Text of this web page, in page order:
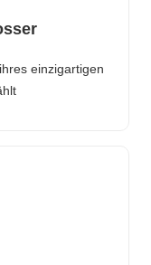
einzigartigen